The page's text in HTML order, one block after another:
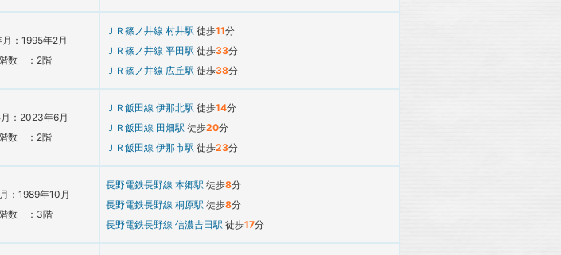
月：1995年2月
数 ：2階
ＪＲ篠ノ井線 村井駅 徒歩11分
ＪＲ篠ノ井線 平田駅 徒歩33分
ＪＲ篠ノ井線 広丘駅 徒歩38分
：2023年6月
数 ：2階
ＪＲ飯田線 伊那北駅 徒歩14分
ＪＲ飯田線 田畑駅 徒歩20分
ＪＲ飯田線 伊那市駅 徒歩23分
：1989年10月
数 ：3階
長野電鉄長野線 本郷駅 徒歩8分
長野電鉄長野線 桐原駅 徒歩8分
長野電鉄長野線 信濃吉田駅 徒歩17分